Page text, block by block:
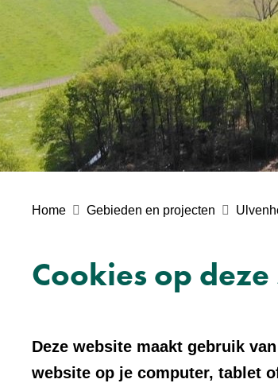
Home Gebieden en projecten
Cookies op deze
Deze website maakt gebruik
website op je computer, tablet